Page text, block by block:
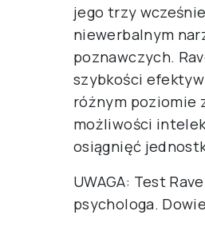
jego trzy
niewerbalnym
poznawczych.
szybkości
różnym poziomie
możliwości
osiągnięć
UWAGA: Test
psychologa.